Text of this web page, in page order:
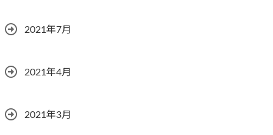
2021年7月
2021年4月
2021年3月